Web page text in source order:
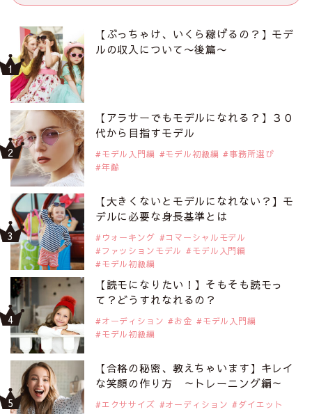
【ぶっちゃけ、いくら稼げるの？】モデ
ルの収入について〜後篇〜
【アラサーでもモデルになれる？】３０
代から目指すモデル
モデル入門編 モデル初級編
事務所選び
年齢
【大きくないとモデルになれない？】モ
デルに必要な身長基準とは
ウォーキング
コマーシャルモデル
ファッションモデル
モデル入門編
モデル初級編
【読モになりたい！】そもそも読モっ
て？どうすれなれるの？
オーディション お金
モデル入門編
モデル初級編
【合格の秘密、教えちゃいます】キレイ
な笑顔の作り方 ～トレーニング編～
エクササイズ オーディション
ダイエット